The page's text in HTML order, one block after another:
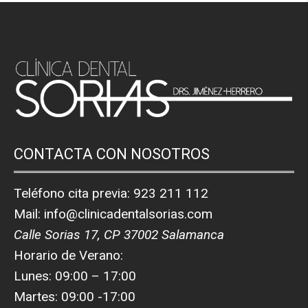
CONTACTA CON NOSOTROS
Teléfono cita previa: 923 211 112
Mail: info@clinicadentalsorias.com
Calle Sorias 17, CP 37002 Salamanca
Horario de Verano:
Lunes: 09:00 – 17:00
Martes: 09:00 -17:00